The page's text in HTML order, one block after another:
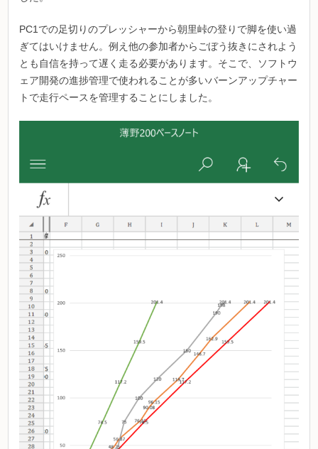
PC1での足切りのプレッシャーから朝里峠の登りで脚を使い過
ぎてはいけません。例え他の参加者からごぼう抜きにされよう
とも自信を持って遅く走る必要があります。そこで、ソフトウ
ェア開発の進捗管理で使われることが多いバーンアップチャー
トで走行ペースを管理することにしました。